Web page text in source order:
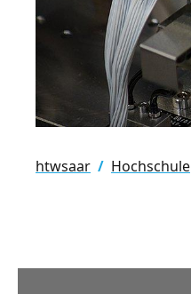
htwsaar Hochschule